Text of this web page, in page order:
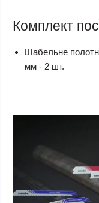
Комплект
Шабельне
мм - 2 шт.